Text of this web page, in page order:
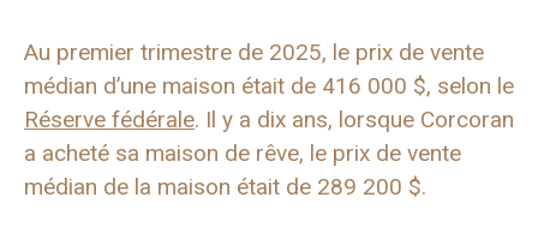
Au premier trimestre de 2025, le prix de vente
médian d’une maison était de 416 000 $, selon le
Réserve fédérale. Il y a dix ans, lorsque Corcoran
a acheté sa maison de rêve, le prix de vente
médian de la maison était de 289 200 $.